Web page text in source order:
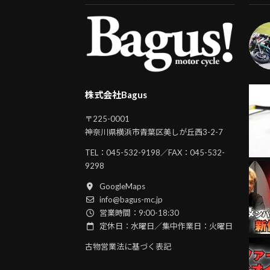
株式会社Bagus
〒225-0001
神奈川県横浜市青葉区美しが丘西3-2-7
TEL： 045-532-9198／FAX：045-532-
9298
GoogleMaps
info@bagus-mc.jp
営業時間：9:00-18:30
定休日：水曜日／集中作業日：火曜日
古物営業法に基づく表記